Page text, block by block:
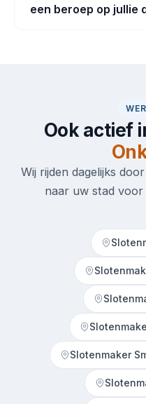
een beroep op jullie
Ook actief
Wij rijden dagelijks
naar uw stad
Slotenmaker